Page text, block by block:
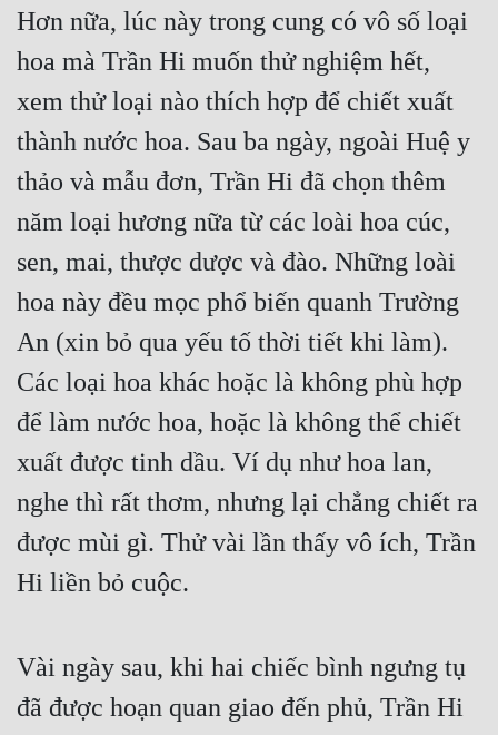
Học Đường
Khoa Huyễn
Khoa Huyễn Không Gian
Kinh Dị
Kiếm Hiệp
Kỳ Huyễn
Kỳ Ảo
Lịch Sử
Mưu Mô
Mỹ Thực
Ngôn Tình
Hơn nữa, lúc này trong cung có vô số loại
hoa mà Trần Hi muốn thử nghiệm hết,
xem thử loại nào thích hợp để chiết xuất
thành nước hoa. Sau ba ngày, ngoài Huệ y
thảo và mẫu đơn, Trần Hi đã chọn thêm
năm loại hương nữa từ các loài hoa cúc,
sen, mai, thược dược và đào. Những loài
hoa này đều mọc phổ biến quanh Trường
An (xin bỏ qua yếu tố thời tiết khi làm).
Các loại hoa khác hoặc là không phù hợp
để làm nước hoa, hoặc là không thể chiết
xuất được tinh dầu. Ví dụ như hoa lan,
nghe thì rất thơm, nhưng lại chẳng chiết ra
được mùi gì. Thử vài lần thấy vô ích, Trần
Hi liền bỏ cuộc.
Vài ngày sau, khi hai chiếc bình ngưng tụ
đã được hoạn quan giao đến phủ, Trần Hi